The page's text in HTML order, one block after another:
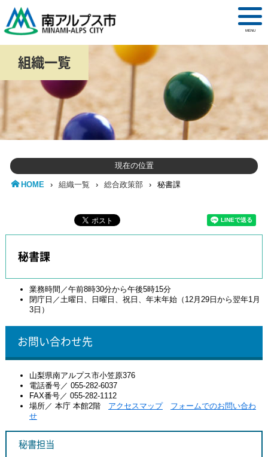
MENU
組織一覧
現在の位置
HOME › 組織一覧 › 総合政策部 › 秘書課
秘書課
業務時間／午前8時30分から午後5時15分
閉庁日／土曜日、日曜日、祝日、年末年始（12月29日から翌年1月
3日）
お問い合わせ先
山梨県南アルプス市小笠原376
電話番号／ 055-282-6037
FAX番号／ 055-282-1112
場所／ 本庁 本館2階 アクセスマップ
フォームでのお問い合わ
せ
秘書担当